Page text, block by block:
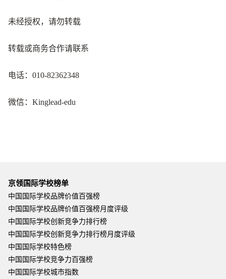
未经授权，请勿转载
转载或商务合作请联系
电话：010-82362348
微信：Kinglead-edu
京领国际学校榜单
中国国际学校品牌价值百强榜
中国国际学校品牌价值百强榜月度评级
中国国际学校创新竞争力排行榜
中国国际学校创新竞争力排行榜月度评级
中国国际学校特色榜
中国国际学校竞争力百强榜
中国国际学校城市指数